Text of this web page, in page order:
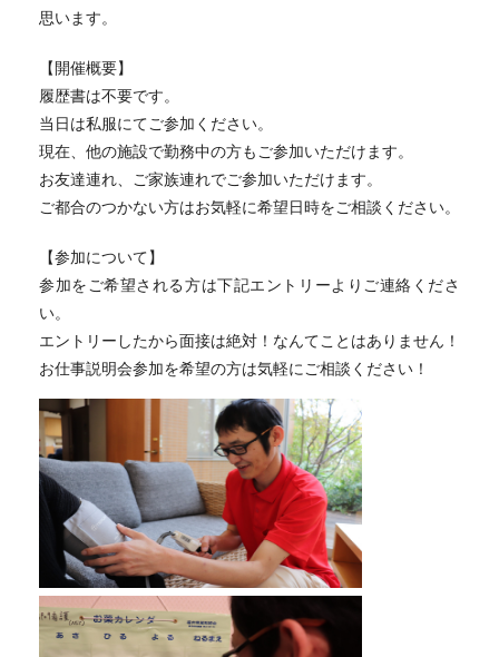
思います。
【開催概要】
履歴書は不要です。
当日は私服にてご参加ください。
現在、他の施設で勤務中の方もご参加いただけます。
お友達連れ、ご家族連れでご参加いただけます。
ご都合のつかない方はお気軽に希望日時をご相談ください。
【参加について】
参加をご希望される方は下記エントリーよりご連絡くださ
い。
エントリーしたから面接は絶対！なんてことはありません！
お仕事説明会参加を希望の方は気軽にご相談ください！